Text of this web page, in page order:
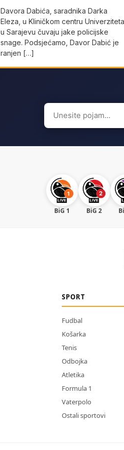
Davora Dabića, saradnika Darka
Eleza, u Kliničkom centru Univerziteta
u Sarajevu čuvaju jake policijske
snage. Podsjećamo, Davor Dabić je
ranjen […]
Search
for:
BiG 1 BiG 2
SPORT
Fudbal
Košarka
Tenis
Odbojka
Atletika
Formula 1
Vaterpolo
Ostali sportovi